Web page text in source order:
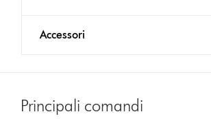
Accessori
Principali comandi